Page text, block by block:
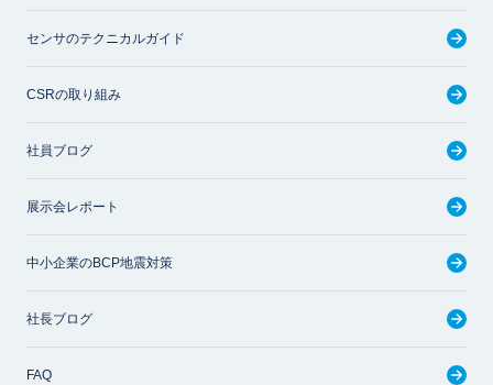
センサのテクニカルガイド
CSRの取り組み
社員ブログ
展示会レポート
中小企業のBCP地震対策
社長ブログ
FAQ